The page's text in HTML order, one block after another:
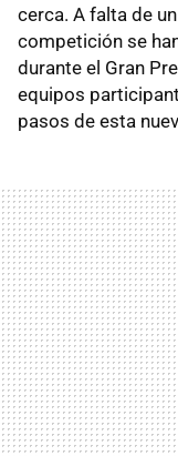
cerca. A falta de
competición se
durante el Gran
equipos
pasos de esta